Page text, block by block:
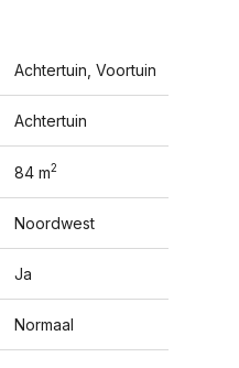
Achtertuin, Voortuin
Achtertuin
84 m2
Noordwest
Ja
Normaal